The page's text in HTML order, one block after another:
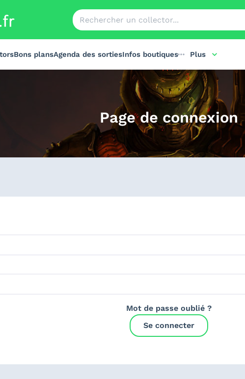
Bons plansAgenda des sortiesInfos boutiques Plus
Page de connexion
Mot de passe oublié ?
Se connecter